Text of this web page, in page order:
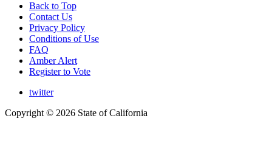
Back to Top
Contact Us
Privacy Policy
Conditions of Use
FAQ
Amber Alert
Register to Vote
twitter
Copyright © 2026 State of California